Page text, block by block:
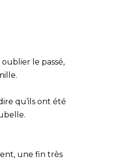
oublier le passé,
qu’ils ont été
une fin très